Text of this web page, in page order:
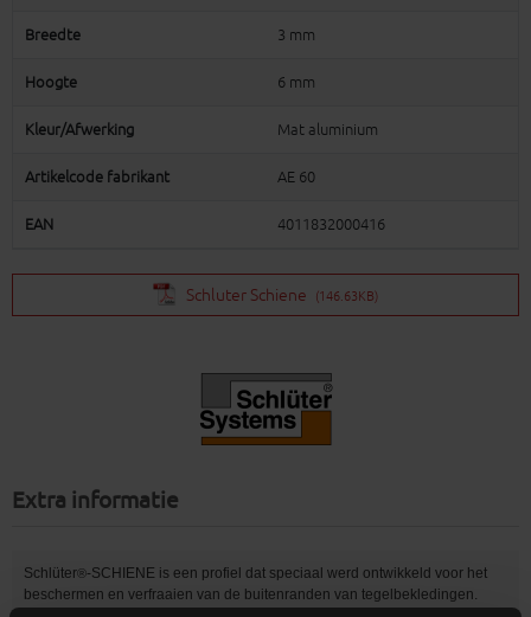
Breedte 3 mm
Hoogte 6 mm
Kleur/Afwerking Mat aluminium
Artikelcode fabrikant AE 60
EAN 4011832000416
Schluter Schiene (146.63KB)
Extra informatie
Schlüter®-SCHIENE is een profiel dat speciaal werd ontwikkeld voor het
beschermen en verfraaien van de buitenranden van tegelbekledingen.